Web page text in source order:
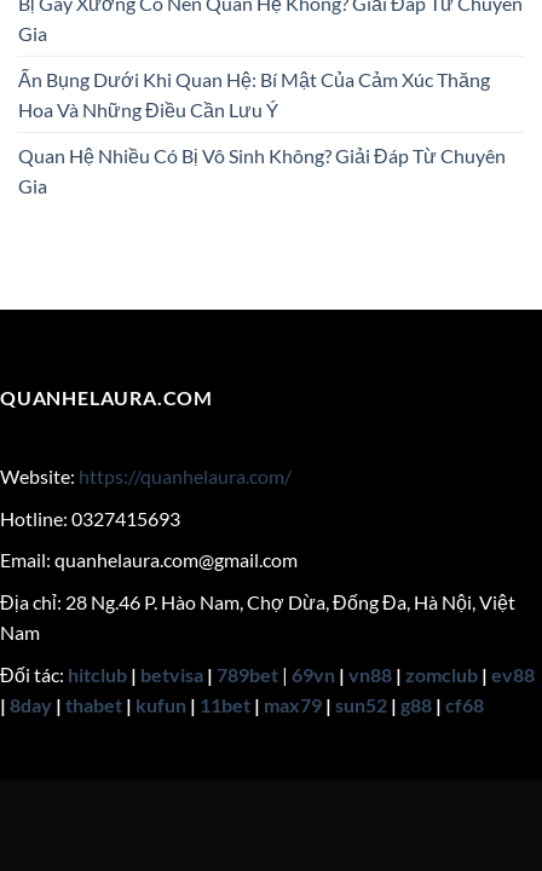
Gia
Ấn Bụng Dưới Khi Quan Hệ: Bí Mật Của Cảm Xúc Thăng
Hoa Và Những Điều Cần Lưu Ý
Quan Hệ Nhiều Có Bị Vô Sinh Không? Giải Đáp Từ Chuyên
Gia
QUANHELAURA.COM
Website: https://quanhelaura.com/
Hotline: 0327415693
Email: quanhelaura.com@gmail.com
Địa chỉ: 28 Ng.46 P. Hào Nam, Chợ Dừa, Đống Đa, Hà Nội, Việt
Nam
Đối tác: hitclub | betvisa | 789bet | 69vn | vn88 | zomclub | ev88
| 8day | thabet | kufun | 11bet | max79 | sun52 | g88 | cf68